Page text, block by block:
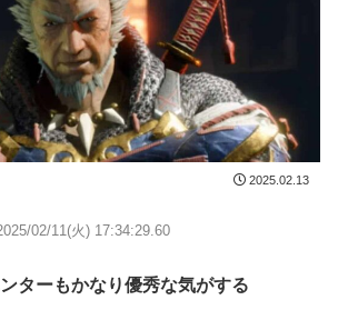
2025.02.13
02/11(火) 17:34:29.60
ターもかなり優秀な気がする